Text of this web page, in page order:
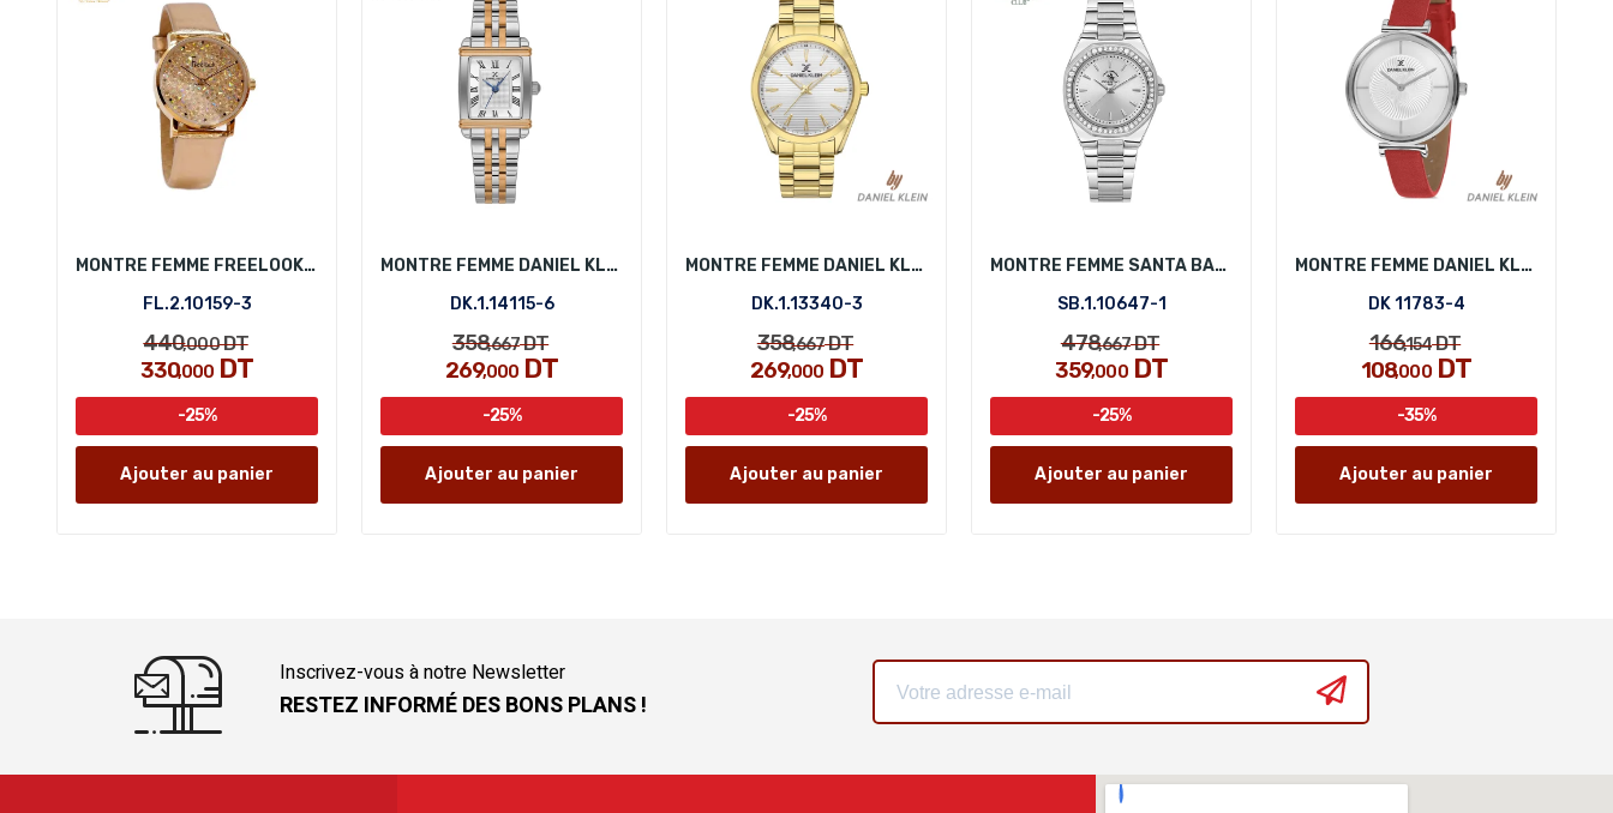
MONTRE FEMME FREELOOK FL.2.10159-3
FL.2.10159-3
440,000DT
330,000 DT
-25%
Ajouter au panier
MONTRE FEMME DANIEL KLEIN DK.1.14115-6
DK.1.14115-6
358,667DT
269,000 DT
-25%
Ajouter au panier
MONTRE FEMME DANIEL KLEIN DK.1.13340-3
DK.1.13340-3
358,667DT
269,000 DT
-25%
Ajouter au panier
MONTRE FEMME SANTA BARBARA POLO SB.1.10647-1
SB.1.10647-1
478,667DT
359,000DT
-25%
Ajouter au panier
MONTRE FEMME DANIEL KLEIN DK 11783-4
DK 11783-4
166,154DT
108,000DT
-35%
Ajouter au panier
Inscrivez-vous à notre Newsletter
RESTEZ INFORMÉ DES BONS PLANS !